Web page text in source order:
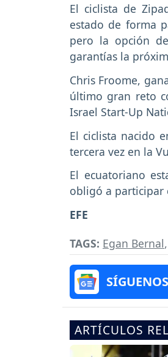
El ciclista de
estado de forma
pero la opción
garantías la
Chris Froome,
último gran reto
Israel Start-Up
El ciclista nacido
tercera vez en la
El ecuatoriano
obligó a participar
EFE
TAGS: Egan Bernal,
ARTÍCULOS